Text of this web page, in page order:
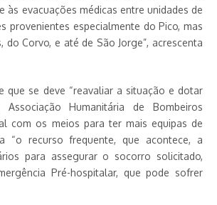
às evacuações médicas entre unidades de
provenientes especialmente do Pico, mas
do Corvo, e até de São Jorge”, acrescenta
que se deve “reavaliar a situação e dotar
Associação Humanitária de Bombeiros
com os meios para ter mais equipas de
“o recurso frequente, que acontece, a
para assegurar o socorro solicitado,
Pré-hospitalar, que pode sofrer